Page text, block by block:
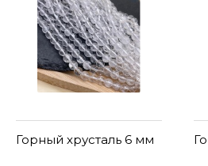
Горный хрусталь 6 мм